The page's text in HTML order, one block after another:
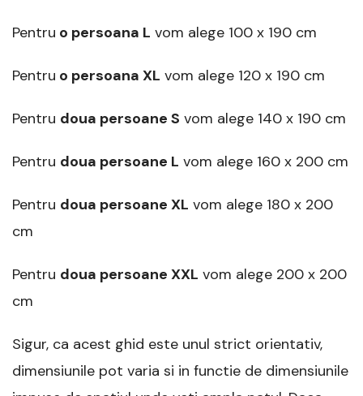
Pentru o persoana L vom alege 100 x 190 cm
Pentru o persoana XL vom alege 120 x 190 cm
Pentru doua persoane S vom alege 140 x 190 cm
Pentru doua persoane L vom alege 160 x 200 cm
Pentru doua persoane XL vom alege 180 x 200
cm
Pentru doua persoane XXL vom alege 200 x 200
cm
Sigur, ca acest ghid este unul strict orientativ,
dimensiunile pot varia si in functie de dimensiunile